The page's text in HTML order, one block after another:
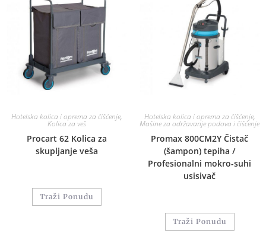
Hotelska kolica i oprema za čišćenje,
Kolica za veš
Procart 62 Kolica za
skupljanje veša
Traži Ponudu
Hotelska kolica i oprema za čišćenje,
Mašine za održavanje podova i čišćenje
Promax 800CM2Y Čistač
(šampon) tepiha /
Profesionalni mokro-suhi
usisivač
Traži Ponudu